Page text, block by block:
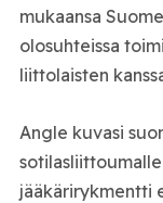
mukaansa
olosuhteissa
liittolaisten
Angle kuvasi
jääkärirykmentti